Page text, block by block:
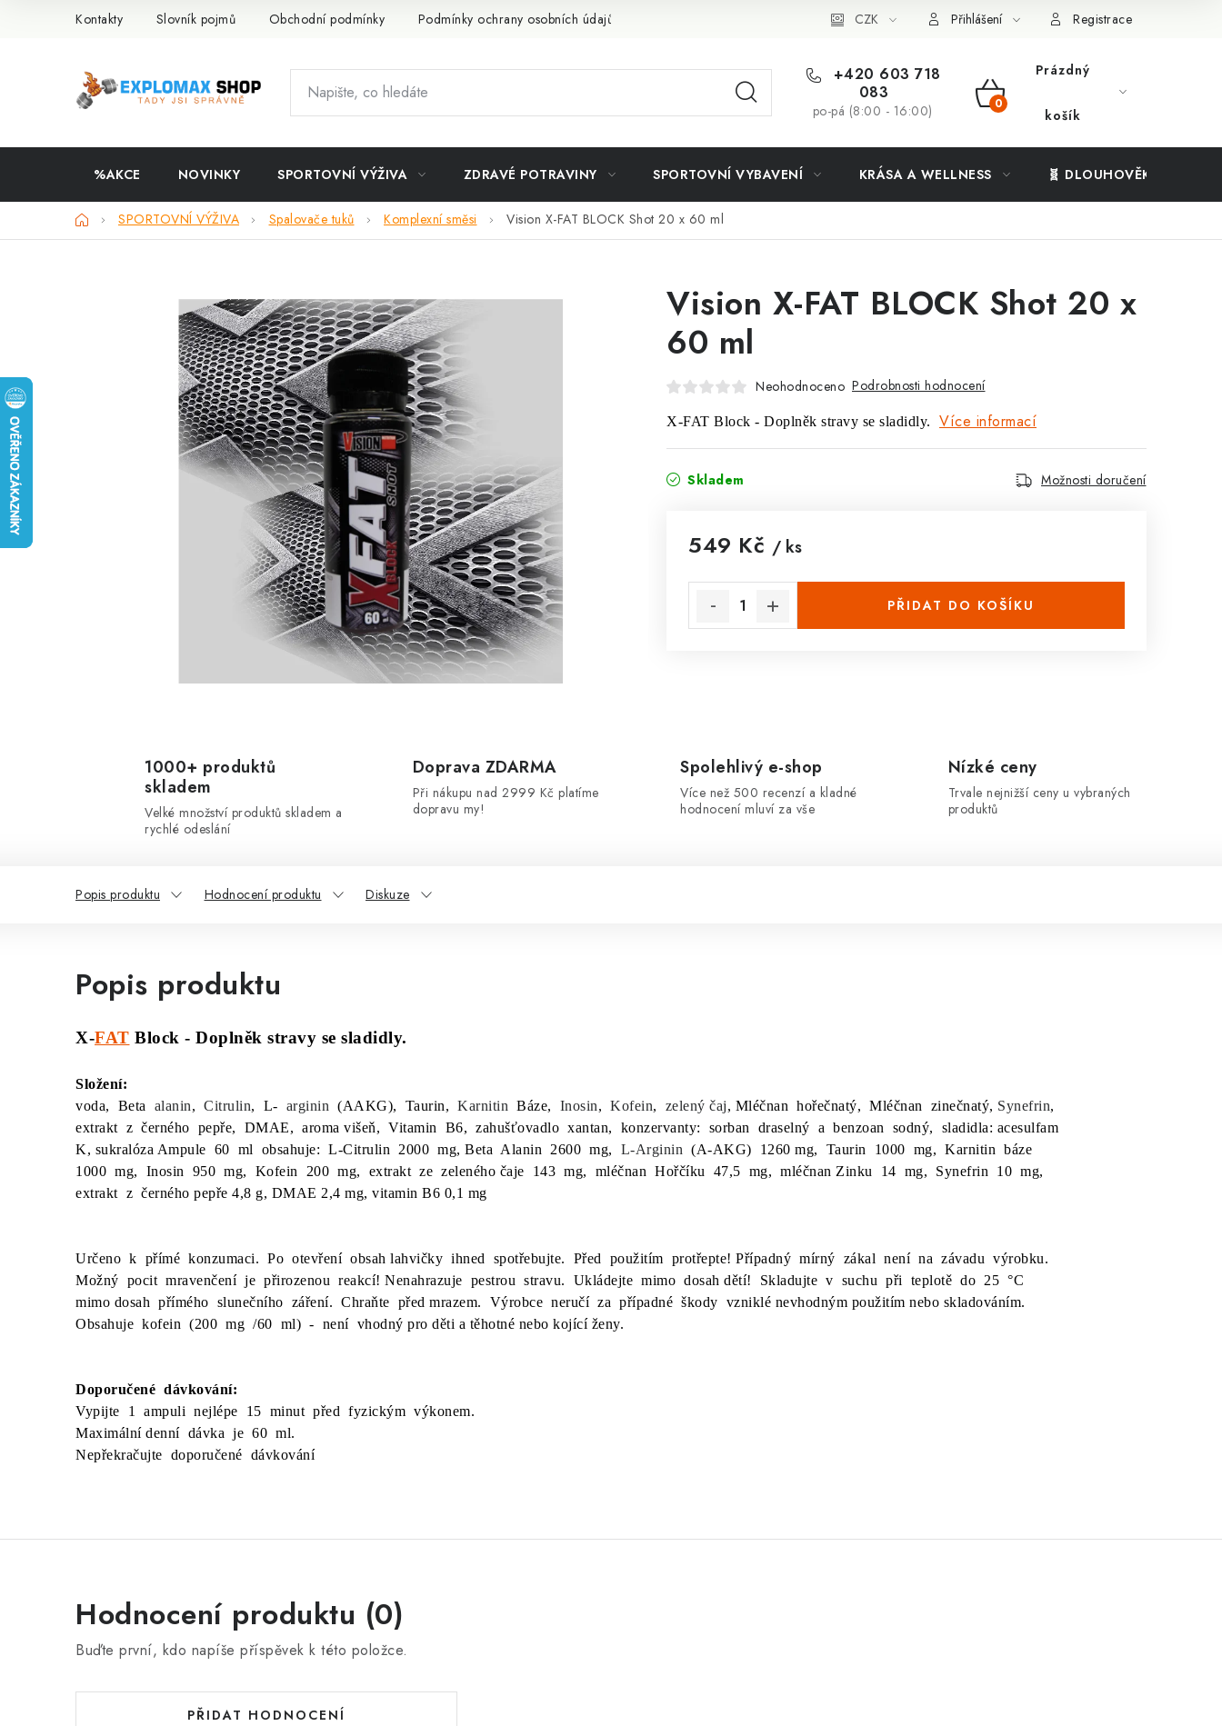
Kontakty Slovník pojmů Obchodní podmínky Podmínky ochrany osobních údajů Slevový systém Vše o nákupu
CZK Přihlášení Registrace
+420 603 718
083
po-pá (8:00 - 16:00)
NÁKUPNÍ
Prázdný
košík
%AKCE NOVINKY SPORTOVNÍ VÝŽIVA ZDRAVÉ POTRAVINY SPORTOVNÍ VYBAVENÍ KRÁSA A WELLNESS 🧬 DLOUHOVĚKOST
DomůSPORTOVNÍ VÝŽIVA Spalovače tuků Komplexní směsi Vision X-FAT BLOCK Shot 20 x 60 ml
Vision X-FAT BLOCK Shot 20 x
60 ml
Neohodnoceno Podrobnosti hodnocení
X-FAT Block - Doplněk stravy se sladidly. Více informací
Skladem Možnosti doručení
549 Kč / ks
PŘIDAT DO KOŠÍKU
1000+ produktů
skladem
Velké množství produktů skladem a
rychlé odeslání
Doprava ZDARMA
Při nákupu nad 2999 Kč platíme
dopravu my!
Spolehlivý e-shop
Více než 500 recenzí a kladné
hodnocení mluví za vše
Nízké ceny
Trvale nejnižší ceny u vybraných
produktů
Popis produktu Hodnocení produktu Diskuze
Popis produktu
X-FAT Block - Doplněk stravy se sladidly.
Složení:
voda, Beta alanin, Citrulin, L- arginin (AAKG), Taurin, Karnitin Báze, Inosin, Kofein, zelený čaj, Mléčnan hořečnatý, Mléčnan zinečnatý, Synefrin,
extrakt z černého pepře, DMAE, aroma višeň, Vitamin B6, zahušťovadlo xantan, konzervanty: sorban draselný a benzoan sodný, sladidla: acesulfam
K, sukralóza Ampule 60 ml obsahuje: L-Citrulin 2000 mg, Beta Alanin 2600 mg, L-Arginin (A-AKG) 1260 mg, Taurin 1000 mg, Karnitin báze
1000 mg, Inosin 950 mg, Kofein 200 mg, extrakt ze zeleného čaje 143 mg, mléčnan Hořčíku 47,5 mg, mléčnan Zinku 14 mg, Synefrin 10 mg,
extrakt z černého pepře 4,8 g, DMAE 2,4 mg, vitamin B6 0,1 mg
Určeno k přímé konzumaci. Po otevření obsah lahvičky ihned spotřebujte. Před použitím protřepte! Případný mírný zákal není na závadu výrobku.
Možný pocit mravenčení je přirozenou reakcí! Nenahrazuje pestrou stravu. Ukládejte mimo dosah dětí! Skladujte v suchu při teplotě do 25 °C
mimo dosah přímého slunečního záření. Chraňte před mrazem. Výrobce neručí za případné škody vzniklé nevhodným použitím nebo skladováním.
Obsahuje kofein (200 mg /60 ml) - není vhodný pro děti a těhotné nebo kojící ženy.
Doporučené dávkování:
Vypijte 1 ampuli nejlépe 15 minut před fyzickým výkonem.
Maximální denní dávka je 60 ml.
Nepřekračujte doporučené dávkování
Hodnocení produktu (0)
Buďte první, kdo napíše příspěvek k této položce.
PŘIDAT HODNOCENÍ